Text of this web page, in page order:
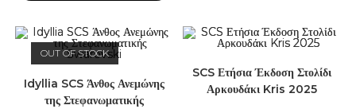
OUT OF STOCK
Idyllia SCS Άνθος Ανεμώνης
της Στεφανωματικής
SCS Ετήσια Έκδοση Στολίδι
Αρκουδάκι Kris 2025